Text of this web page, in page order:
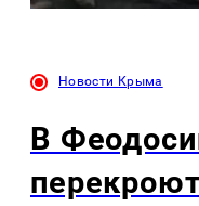
Новости Крыма
В